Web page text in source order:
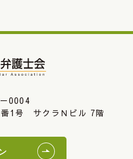
0004
番1号 サクラＮビル 7階